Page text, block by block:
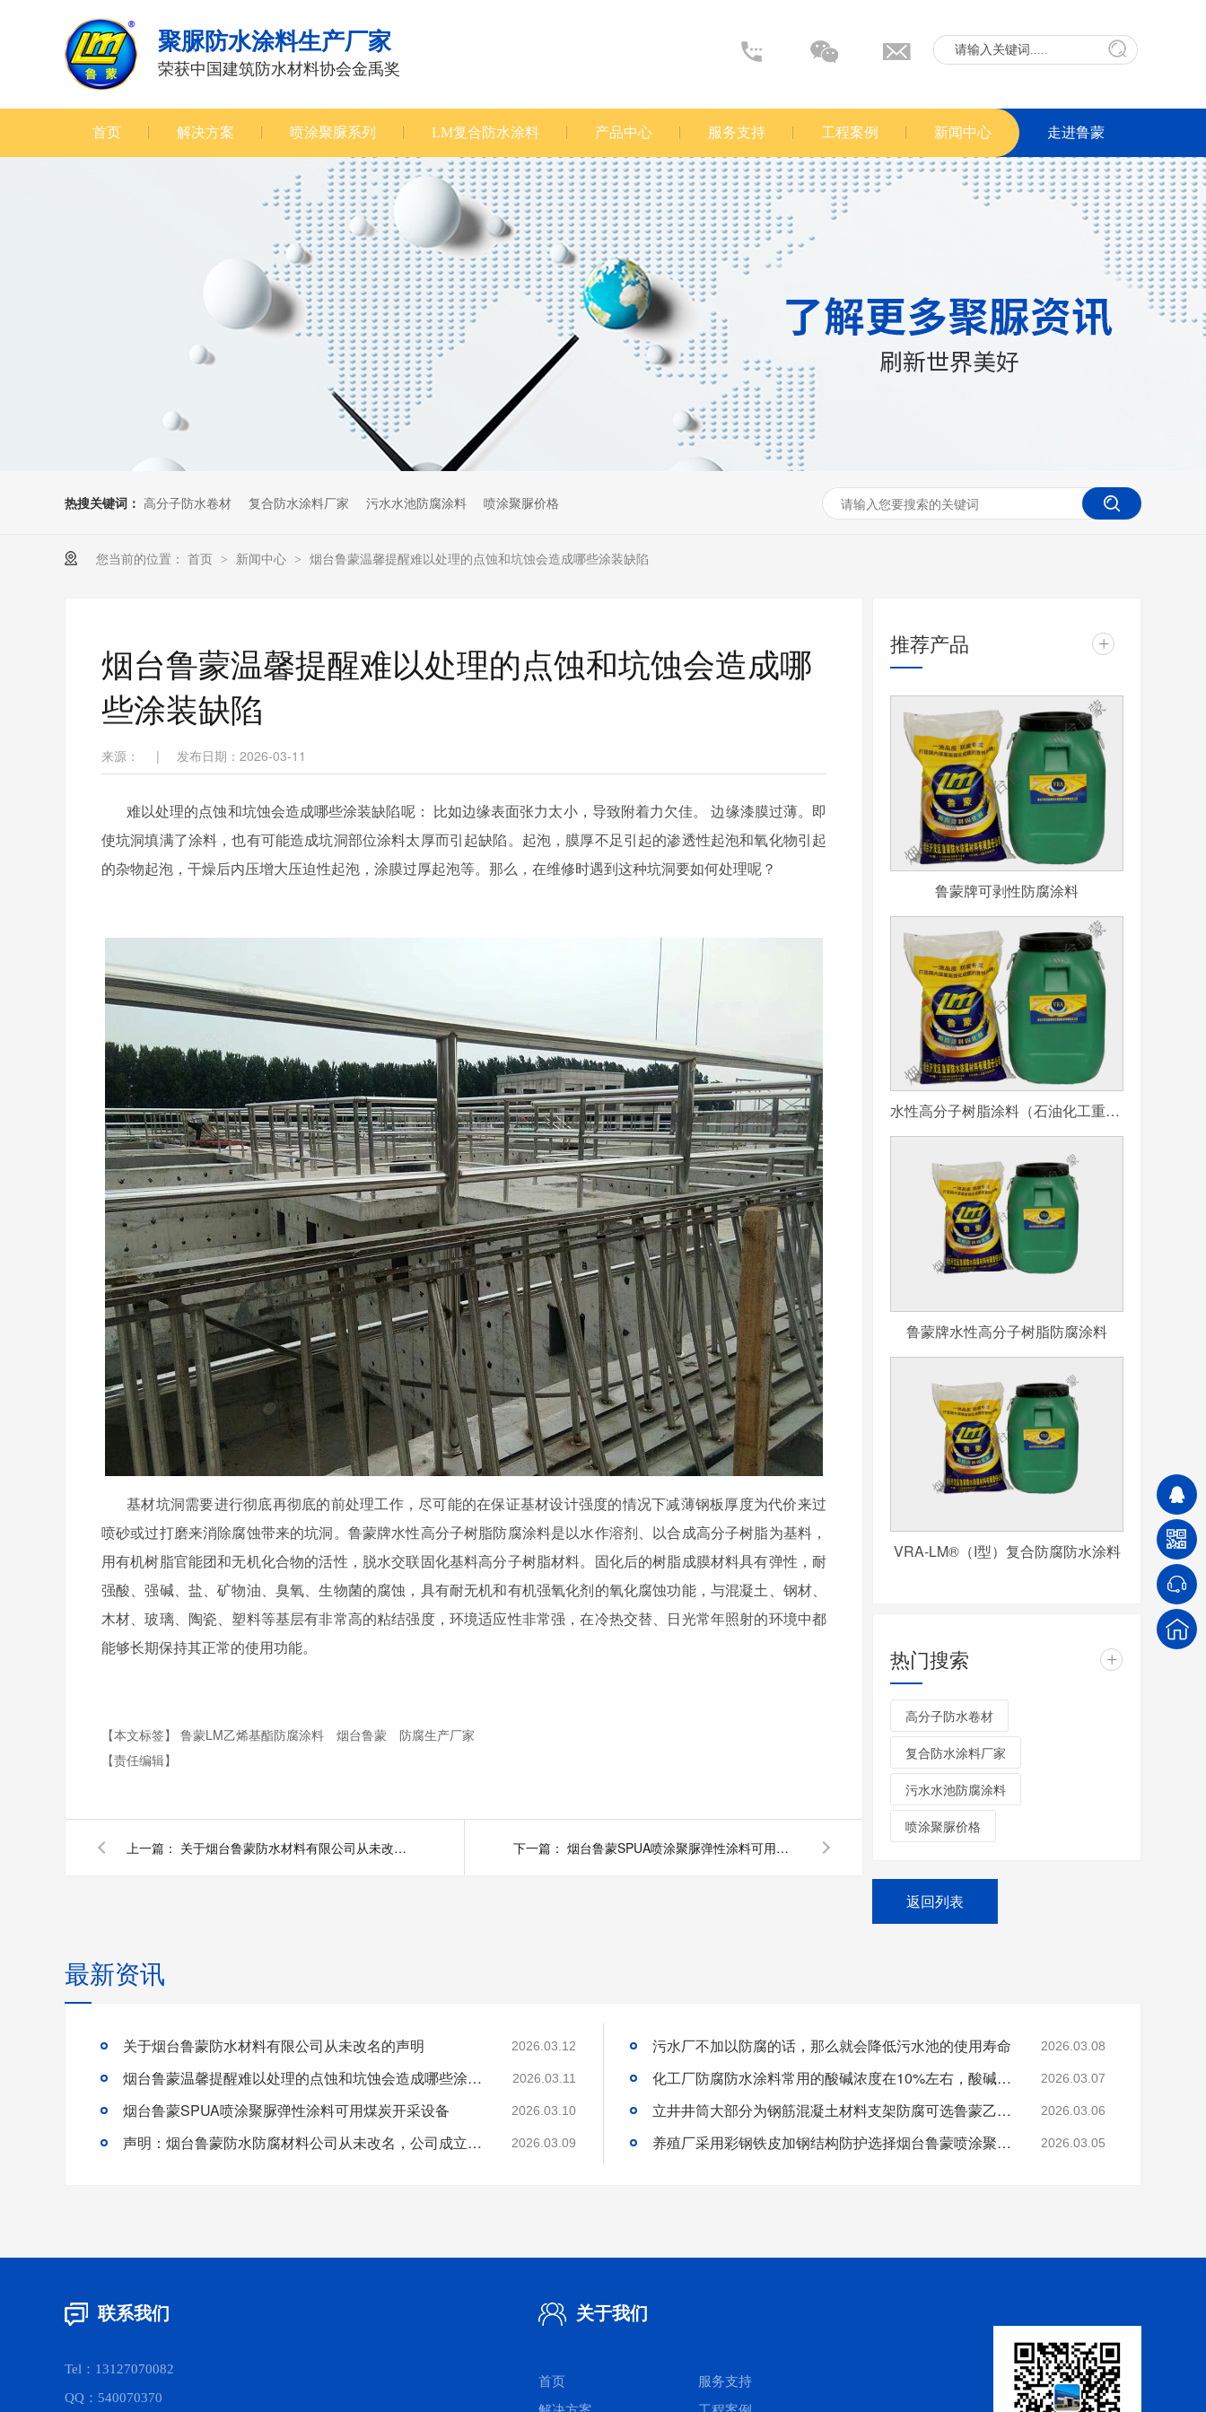
聚脲防水涂料生产厂家
荣获中国建筑防水材料协会金禹奖
首页 解决方案 喷涂聚脲系列 LM复合防水涂料 产品中心 服务支持 工程案例 新闻中心 走进鲁蒙
热搜关键词： 高分子防水卷材 复合防水涂料厂家 污水水池防腐涂料 喷涂聚脲价格
您当前的位置： 首页 > 新闻中心 > 烟台鲁蒙温馨提醒难以处理的点蚀和坑蚀会造成哪些涂装缺陷
烟台鲁蒙温馨提醒难以处理的点蚀和坑蚀会造成哪
些涂装缺陷
来源： | 发布日期：2026-03-11
难以处理的点蚀和坑蚀会造成哪些涂装缺陷呢： 比如边缘表面张力太小，导致附着力欠佳。
边缘漆膜过薄。即
使坑洞填满了涂料，也有可能造成坑洞部位涂料太厚而引起缺陷。起泡，膜厚不足引起的渗透性起泡和氧化物引起
的杂物起泡，干燥后内压增大压迫性起泡，涂膜过厚起泡等。那么，在维修时遇到这种坑洞要如何处理呢？
基材坑洞需要进行彻底再彻底的前处理工作，尽可能的在保证基材设计强度的情况下减薄钢板厚度为代价来过
喷砂或过打磨来消除腐蚀带来的坑洞。鲁蒙牌水性高分子树脂防腐涂料是以水作溶剂、以合成高分子树脂为基料，
用有机树脂官能团和无机化合物的活性，脱水交联固化基料高分子树脂材料。固化后的树脂成膜材料具有弹性，耐
强酸、强碱、盐、矿物油、臭氧、生物菌的腐蚀，具有耐无机和有机强氧化剂的氧化腐蚀功能，与混凝土、钢材、
木材、玻璃、陶瓷、塑料等基层有非常高的粘结强度，环境适应性非常强，在冷热交替、日光常年照射的环境中都
能够长期保持其正常的使用功能。
【本文标签】 鲁蒙LM乙烯基酯防腐涂料 烟台鲁蒙
防腐生产厂家
【责任编辑】
上一篇： 关于烟台鲁蒙防水材料有限公司从未改名的声明 下一篇： 烟台鲁蒙SPUA喷涂聚脲弹性涂料可用煤炭开采设备
推荐产品 +
鲁蒙牌可剥性防腐涂料
水性高分子树脂涂料（石油化工重防腐用）
鲁蒙牌水性高分子树脂防腐涂料
VRA-LM®（I型）复合防腐防水涂料
热门搜索 +
高分子防水卷材
复合防水涂料厂家
污水水池防腐涂料
喷涂聚脲价格
返回列表
最新资讯
关于烟台鲁蒙防水材料有限公司从未改名的声明 2026.03.12
烟台鲁蒙温馨提醒难以处理的点蚀和坑蚀会造成哪些涂装缺陷 2026.03.11
烟台鲁蒙SPUA喷涂聚脲弹性涂料可用煤炭开采设备 2026.03.10
声明：烟台鲁蒙防水防腐材料公司从未改名，公司成立之今32年 2026.03.09
污水厂不加以防腐的话，那么就会降低污水池的使用寿命 2026.03.08
化工厂防腐防水涂料常用的酸碱浓度在10%左右，酸碱浓度的不同，对应的价格也有所不同 2026.03.07
立井井筒大部分为钢筋混凝土材料支架防腐可选鲁蒙乙烯基酯复合防腐防水涂料 2026.03.06
养殖厂采用彩钢铁皮加钢结构防护选择烟台鲁蒙喷涂聚脲防水涂料 2026.03.05
联系我们
Tel：13127070082
QQ：540070370
关于我们
首页
服务支持